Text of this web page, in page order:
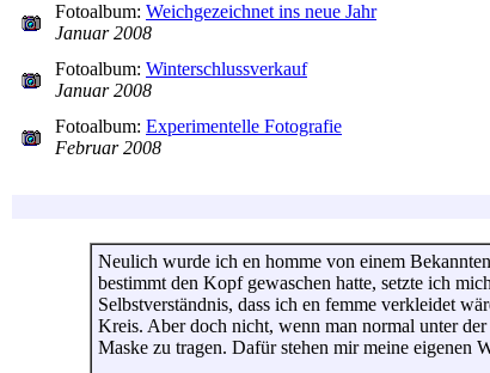
Fotoalbum: Weichgezeichnet ins neue Jahr
Januar 2008
Fotoalbum: Winterschlussverkauf
Januar 2008
Fotoalbum: Experimentelle Fotografie
Februar 2008
Neulich wurde ich en homme von einem
bestimmt den Kopf gewaschen hatte, setzte ich
Selbstverständnis, dass ich en femme verkleidet
Kreis. Aber doch nicht, wenn man normal unter
Maske zu tragen. Dafür stehen mir meine eigenen